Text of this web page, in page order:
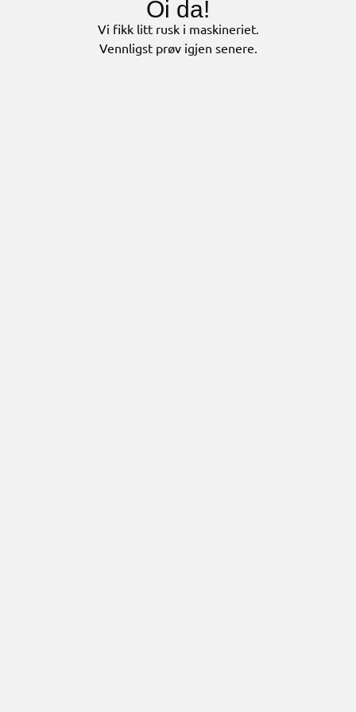
Oi da!
Vi fikk litt rusk i maskineriet.
Vennligst prøv igjen senere.